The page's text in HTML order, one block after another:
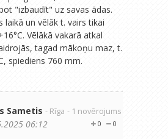
"izbaudīt" uz savas ādas.
laikā un vēlāk t. vairs tikai
Vēlākā vakarā atkal
tagad mākoņu maz, t.
spiediens 760 mm.
Sametis - Rīga - 1 novērojums
0
0
06:12